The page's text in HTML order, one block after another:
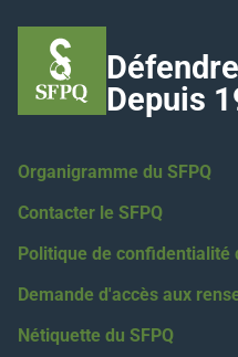
Depuis
Organigramme du SFPQ
Contacter le SFPQ
Politique de confidentialité
Demande d'accès aux
Nétiquette du SFPQ